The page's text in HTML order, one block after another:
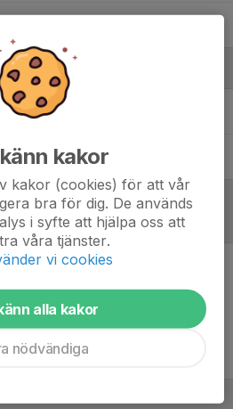
Tränare kakor
kakor (cookies) för att vår
bra för dig. De används
i syfte att hjälpa oss att
våra tjänster.
vi cookies
alla kakor
nödvändiga